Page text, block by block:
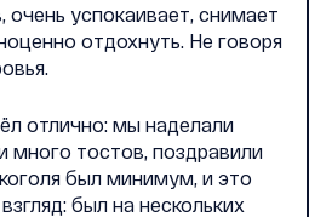
очень успокаивает, снимает
отдохнуть. Не говоря
отлично: мы наделали
много тостов, поздравили
был минимум, и это
был на нескольких